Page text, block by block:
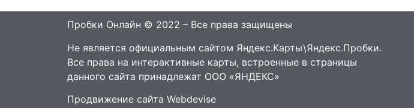
Пробки Онлайн © 2022 – Все права защищены
Не является официальным сайтом Яндекс.Карты\Яндекс.Пробки.
Все права на интерактивные карты, встроенные в страницы
данного сайта принадлежат ООО «ЯНДЕКС»
Продвижение сайта Webdevise